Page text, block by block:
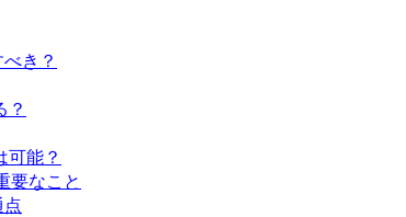
き？
？
可能？
要なこと